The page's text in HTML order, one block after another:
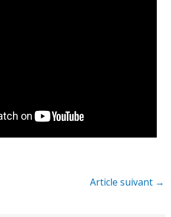
Article suivant →